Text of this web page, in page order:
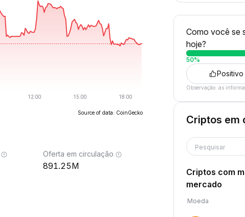
Source of data: CoinGecko
Oferta em circulação
891.25M
Como você se
hoje?
50%
Positivo
Observação: as
Criptos em
Pesquisar
Criptos com
mercado
Moeda